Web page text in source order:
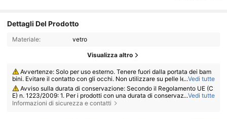
Dettagli Del Prodotto
Materiale: vetro
Visualizza altro
Avvertenze: Solo per uso esterno. Tenere fuori dalla portata dei bam
bini. Evitare il contatto con gli occhi. Non utilizzare su pelle lesa o irritat
a. Interrompere l'uso in caso di irritazione.
...Vedi tutte
Avviso sulla durata di conservazione: Secondo il Regolamento UE (C
E) n. 1223/2009: 1. Per i prodotti con una durata di conservazione totale
≤ 30 mesi: la data di scadenza sarà indicata da una clessidra ⌛ + data s
...Vedi tutte
Informazioni di sicurezza e contatti